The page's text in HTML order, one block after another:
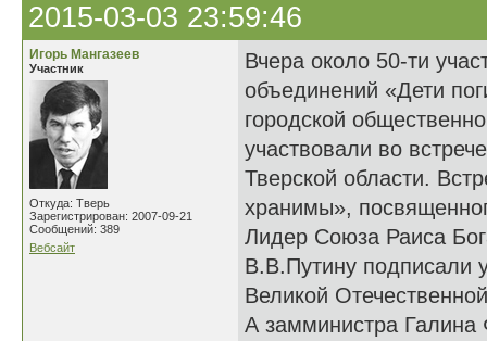
2015-03-03 23:59:46
Игорь Мангазеев
Участник
Откуда: Тверь
Зарегистрирован: 2007-09-21
Сообщений: 389
Вебсайт
Вчера около 50-ти
объединений «Дети
городской
участвовали во
Тверской области.
хранимы»,
Лидер Союза Раиса
В.В.Путину подписали
Великой
А замминистра Галина